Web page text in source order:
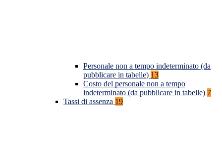
Personale non a tempo indeterminato (da
pubblicare in tabelle) 13
Costo del personale non a tempo
indeterminato (da pubblicare in tabelle) 7
Tassi di assenza 19